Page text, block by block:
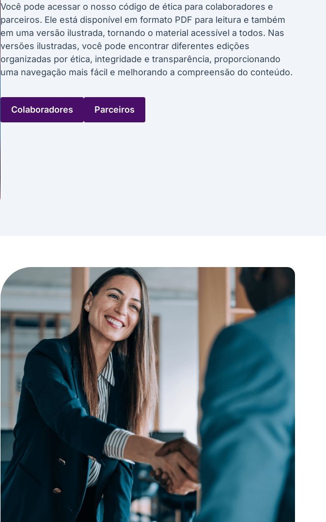
Você pode acessar o nosso código de ética para colaboradores e
parceiros. Ele está disponível em formato PDF para leitura e também
em uma versão ilustrada, tornando o material acessível a todos. Nas
versões ilustradas, você pode encontrar diferentes edições
organizadas por ética, integridade e transparência, proporcionando
uma navegação mais fácil e melhorando a compreensão do conteúdo.
Colaboradores Parceiros